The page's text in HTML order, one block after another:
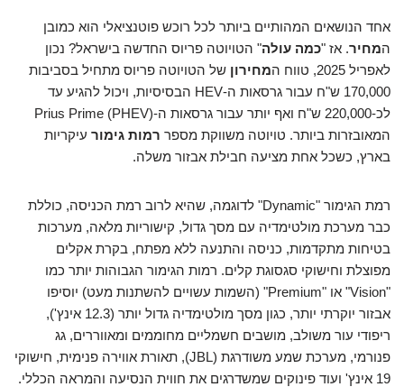
אחד הנושאים המהותיים ביותר לכל רוכש פוטנציאלי הוא כמובן
המחיר. אז "כמה עולה" הטויוטה פריוס החדשה בישראל? נכון
לאפריל 2025, טווח ה
מחירון של הטויוטה פריוס מתחיל בסביבות
170,000 ש"ח עבור גרסאות ה-HEV הבסיסיות, ויכול להגיע עד
לכ-220,000 ש"ח ואף יותר עבור גרסאות ה-Prius Prime (PHEV)
המאובזרות ביותר. טויוטה משווקת מספר רמות גימור עיקריות
בארץ, כשכל אחת מציעה חבילת אבזור משלה.
רמת הגימור "Dynamic" לדוגמה, שהיא לרוב רמת הכניסה, כוללת
כבר מערכת מולטימדיה עם מסך גדול, קישוריות מלאה, מערכות
בטיחות מתקדמות, כניסה והתנעה ללא מפתח, בקרת אקלים
מפוצלת וחישוקי סגסוגת קלים. רמות הגימור הגבוהות יותר כמו
"Vision" או "Premium" (השמות עשויים להשתנות מעט) יוסיפו
אבזור יוקרתי יותר, כגון מסך מולטימדיה גדול יותר (12.3 אינץ'),
ריפודי עור משולב, מושבים חשמליים מחוממים ומאווררים, גג
פנורמי, מערכת שמע משודרגת (JBL), תאורת אווירה פנימית, חישוקי
19 אינץ' ועוד פינוקים שמשדרגים את חווית הנסיעה והמראה הכללי.